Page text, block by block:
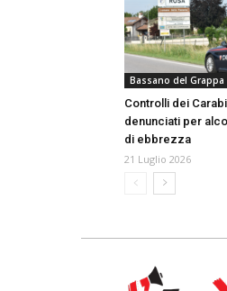
Bassano del Grappa
Controlli dei
denunciati per
di ebbrezza
21 Luglio 2026